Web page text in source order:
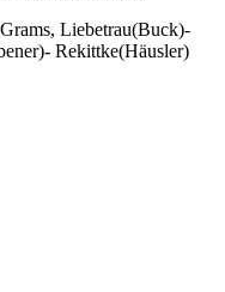
Liebetrau(Buck)-
Rekittke(Häusler)